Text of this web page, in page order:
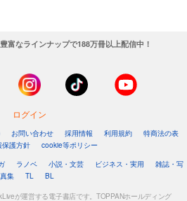
富なラインナップで188万冊以上配信中！
ログイン
お問い合わせ 採用情報 利用規約
特商法の表
保護方針
cookie等ポリシー
ラノベ 小説・文芸 ビジネス・実用
雑誌・写
真集
TL BL
が運営する電子書店です。TOPPANホールディング